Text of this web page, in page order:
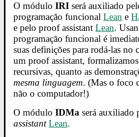
O móduloIRI será auxiliado
programação funcionalLean e
e pelo proof assistantLean.
programação funcional é
suas definições para rodá-las no
um proof assistant,
recursivas, quanto as
mesma linguagem. (Mas o foco
não o computador!)
O móduloIDMa será auxiliado
assistant Lean.